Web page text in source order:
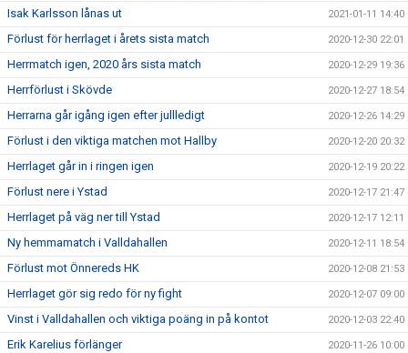
Isak Karlsson lånas ut 2021-01-11 14:40
Förlust för herrlaget i årets sista match 2020-12-30 22:01
Herrmatch igen, 2020 års sista match 2020-12-29 19:36
Herrförlust i Skövde 2020-12-27 18:54
Herrarna går igång igen efter jullledigt 2020-12-26 14:29
Förlust i den viktiga matchen mot Hallby 2020-12-20 20:32
Herrlaget går in i ringen igen 2020-12-19 20:22
Förlust nere i Ystad 2020-12-17 21:47
Herrlaget på väg ner till Ystad 2020-12-17 12:11
Ny hemmamatch i Valldahallen 2020-12-11 18:54
Förlust mot Önnereds HK 2020-12-08 21:53
Herrlaget gör sig redo för ny fight 2020-12-07 09:00
Vinst i Valldahallen och viktiga poäng in på kontot 2020-12-03 22:40
Erik Karelius förlänger 2020-11-26 10:00